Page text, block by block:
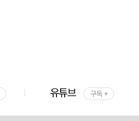
유튜브 구독 +